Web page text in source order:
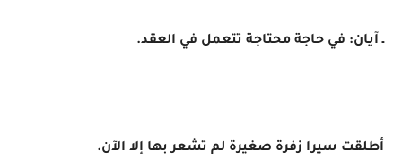
ـ آيان: في حاجة محتاجة تتعمل في العقد.
أطلقت سيرا زفرة صغيرة لم تشعر بها إلا الآن.